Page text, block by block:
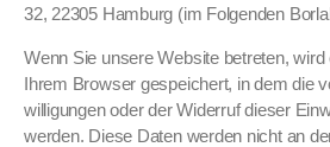
32, 22305 Ham­burg (im Fol­gen­den
Wenn Sie unsere Web­site betreten,
Ihrem Brows­er gespe­ichert, in dem die
willi­gun­gen oder der Wider­ruf dieser
wer­den. Diese Dat­en wer­den nicht an